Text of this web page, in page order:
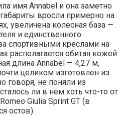
имя Annabel и она заметно
габариты вросли примерно на
увеличена колёсная база —
и единственного
спортивными креслами на
располагается обитая кожей
длина Annabel — 4,27 м,
целиком изготовлен из
говоря, не поняли из
ли в нём хоть что-то от
Giulia Sprint GT (в
остов).